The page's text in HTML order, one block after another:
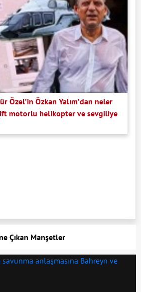
Özel’in Özkan Yalım’dan neler
motorlu helikopter ve sevgiliye
Çıkan Manşetler